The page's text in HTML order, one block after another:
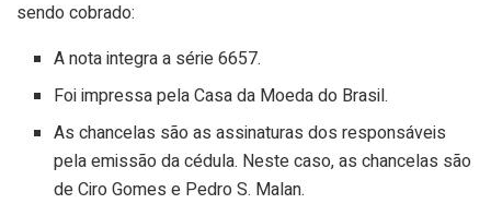
sendo cobrado:
A nota integra a série 6657.
Foi impressa pela Casa da Moeda do Brasil.
As chancelas são as assinaturas dos responsáveis
pela emissão da cédula. Neste caso, as chancelas são
de Ciro Gomes e Pedro S. Malan.